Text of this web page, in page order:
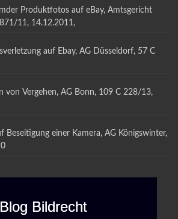
Produktfotos auf eBay, Amtsgericht
11, 14.12.2011,
auf Ebay, AG Düsseldorf, 57 C
von Vergehen, AG Bonn, 109 C 228/13,
Beseitigung einer Kamera, AG Königswinter,
Blog Bildrecht